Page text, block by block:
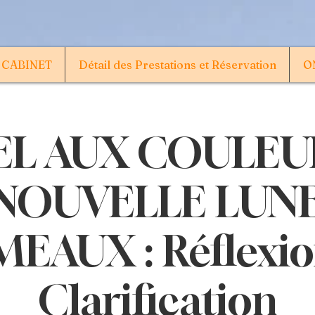
Détail des Prestations et Réservation
AUX
:
Clarification